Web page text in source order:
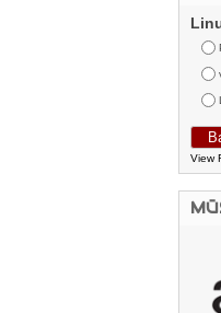
View